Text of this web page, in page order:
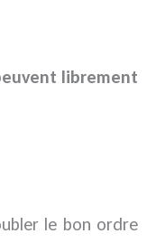
librement
le bon ordre